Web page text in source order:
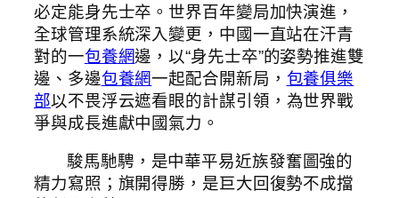
必定能身先士卒。世界百年變局加快演進，
全球管理系統深入變更，中國一直站在汗青
對的一包養網邊，以“身先士卒”的姿勢推進雙
邊、多邊包養網一起配合開新局， 包養俱樂
部以不畏浮云遮看眼的計謀引領，為世界戰
爭與成長進獻中國氣力。
駿馬馳騁，是中華平易近族發奮圖強的
精力寫照；旗開得勝，是巨大回復勢不成擋